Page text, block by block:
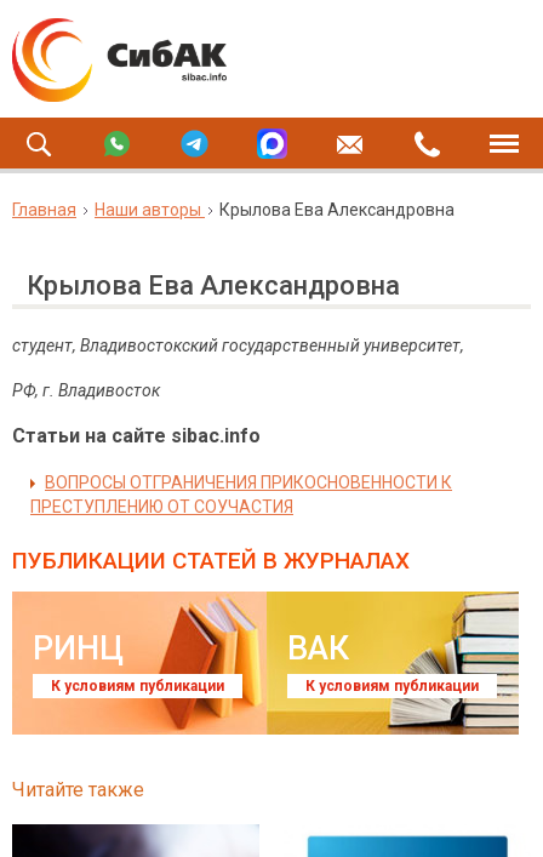
Главная Наши авторы Крылова Ева Александровна
Крылова Ева Александровна
студент, Владивостокский государственный университет,
РФ, г. Владивосток
Статьи на сайте sibac.info
ВОПРОСЫ ОТГРАНИЧЕНИЯ ПРИКОСНОВЕННОСТИ К
ПРЕСТУПЛЕНИЮ ОТ СОУЧАСТИЯ
ПУБЛИКАЦИИ СТАТЕЙ В ЖУРНАЛАХ
РИНЦ
К условиям публикации
ВАК
К условиям публикации
Читайте также